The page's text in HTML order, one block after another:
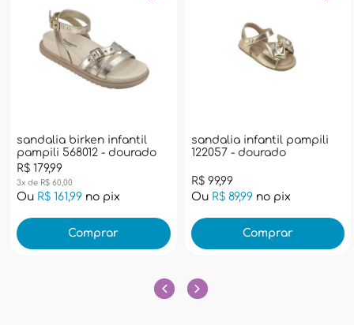
sandalia birken infantil
pampili 568012 - dourado
R$ 179,99
3x de R$ 60,00
Ou R$ 161,99 no pix
Comprar
sandalia infantil pampili
122057 - dourado
R$ 99,99
Ou R$ 89,99no pix
Comprar